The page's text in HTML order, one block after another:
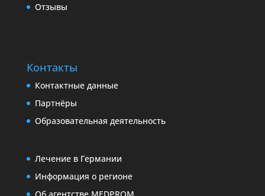
Отзывы
Контакты
Контактные данные
Партнёры
Образовательная деятельность
Лечение в Германии
Информация о регионе